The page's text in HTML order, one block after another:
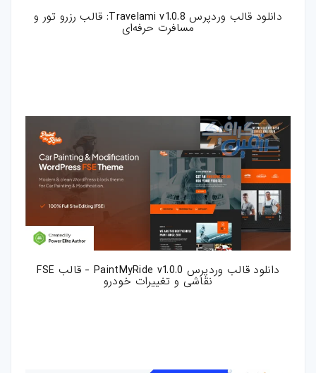
دانلود قالب وردپرس Travelami v1.0.8: قالب رزرو تور و
مسافرت حرفه‌ای
دانلود قالب وردپرس PaintMyRide v1.0.0 - قالب FSE
نقاشی و تغییرات خودرو